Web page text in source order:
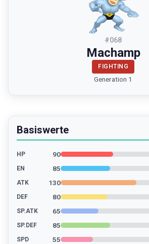
#068
Machamp
FIGHTING
Generation 1
Basiswerte
HP 90
EN 85
ATK 130
DEF 80
SP.ATK 65
SP.DEF 85
SPD 55